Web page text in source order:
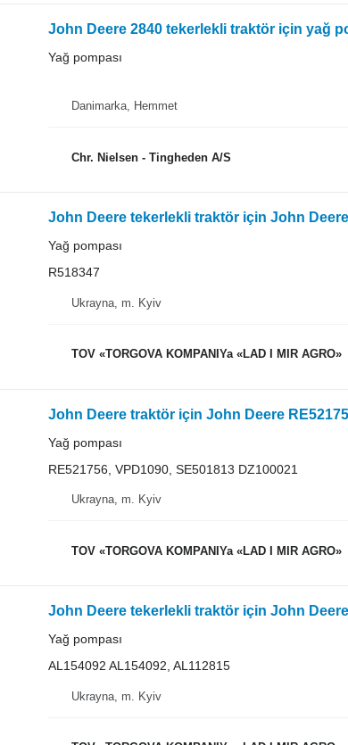
John Deere 2840 tekerlekli traktör için yağ
Yağ pompası
Danimarka, Hemmet
Chr. Nielsen - Tingheden A/S
John Deere tekerlekli traktör için John
Yağ pompası
R518347
Ukrayna, m. Kyiv
TOV «TORGOVA KOMPANIYa «LAD I MIR AGRO»
John Deere traktör için John Deere
Yağ pompası
RE521756, VPD1090, SE501813 DZ100021
Ukrayna, m. Kyiv
TOV «TORGOVA KOMPANIYa «LAD I MIR AGRO»
John Deere tekerlekli traktör için John
Yağ pompası
AL154092 AL154092, AL112815
Ukrayna, m. Kyiv